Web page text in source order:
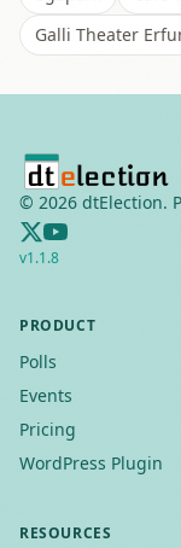
Galli Theater
© 2026 dtElection.
v1.1.8
PRODUCT
Polls
Events
Pricing
WordPress Plugin
RESOURCES